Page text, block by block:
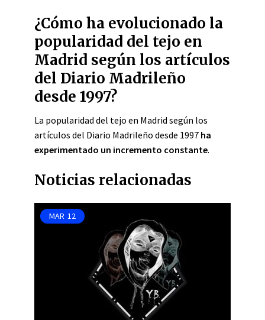
¿Cómo ha evolucionado la
popularidad del tejo en
Madrid según los artículos
del Diario Madrileño
desde 1997?
La popularidad del tejo en Madrid según los
artículos del Diario Madrileño desde 1997 ha
experimentado un incremento constante.
Noticias relacionadas
MAR 12